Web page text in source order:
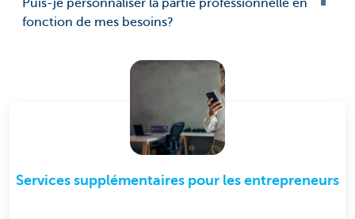
Puis-je personnaliser la partie professionnelle en
fonction de mes besoins?
Services supplémentaires pour les entrepreneurs